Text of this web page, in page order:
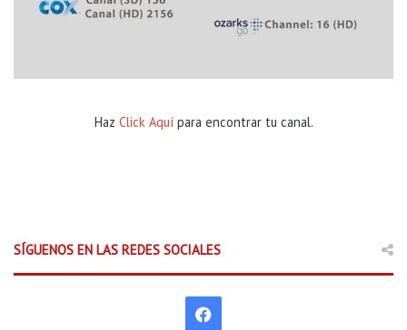
Haz Click Aquípara encontrar tu canal.
SÍGUENOS EN LAS REDES SOCIALES